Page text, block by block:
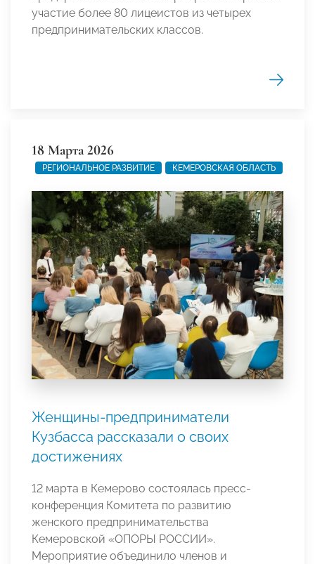
участие более 80 лицеистов из четырех
предпринимательских классов.
18 Марта 2026
РЕГИОНАЛЬНОЕ РАЗВИТИЕ КЕМЕРОВСКАЯ ОБЛАСТЬ
Женщины-предприниматели
Кузбасса рассказали о своих
достижениях
12 марта в Кемерово состоялась пресс-
конференция Комитета по развитию
женского предпринимательства
Кемеровской «ОПОРЫ РОССИИ».
Мероприятие объединило членов и